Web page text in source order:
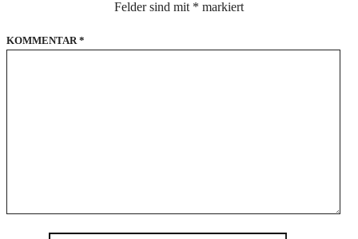
Felder sind mit * markiert
KOMMENTAR*